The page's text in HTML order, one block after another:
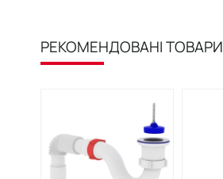
РЕКОМЕНДОВАНІ ТОВАРИ